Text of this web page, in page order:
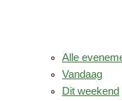
Alle
Vandaag
Dit weekend